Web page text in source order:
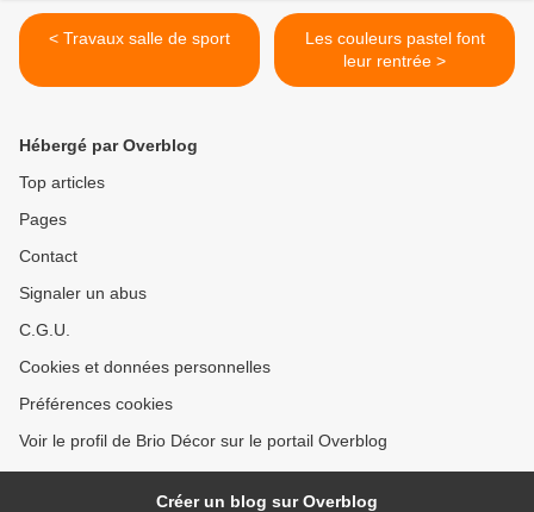
< Travaux salle de sport
Les couleurs pastel font
leur rentrée >
Hébergé par Overblog
Top articles
Pages
Contact
Signaler un abus
C.G.U.
Cookies et données personnelles
Préférences cookies
Voir le profil de Brio Décor sur le portail Overblog
Créer un blog sur Overblog